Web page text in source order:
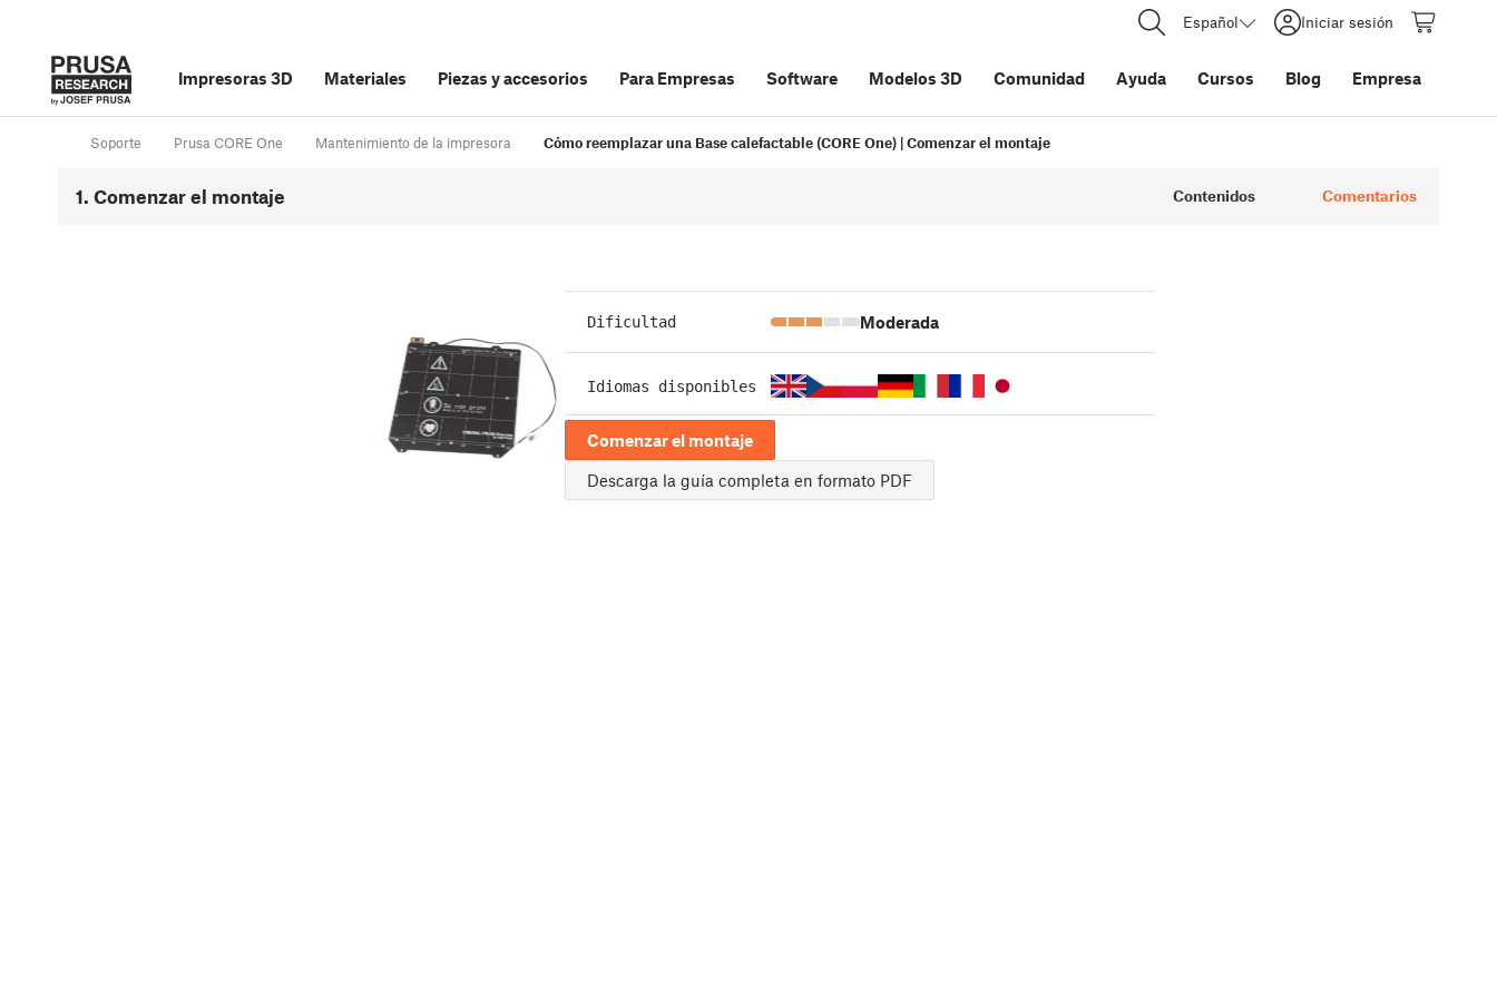
Español Iniciar sesión
Impresoras 3D Materiales Piezas y accesorios Para Empresas Software Modelos 3D Comunidad Ayuda Cursos Blog Empresa
Soporte Prusa CORE One Mantenimiento de la impresora Cómo reemplazar una Base calefactable (CORE One) | Comenzar el montaje
1. Comenzar el montaje Contenidos Comentarios
Dificultad Moderada
Idiomas disponibles
Comenzar el montaje
Descarga la guía completa en formato PDF